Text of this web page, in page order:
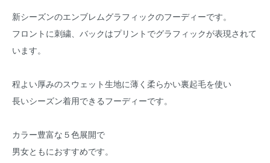
新シーズンのエンブレムグラフィックのフーディーです。
フロントに刺繍、バックはプリントでグラフィックが表現されて
います。
程よい厚みのスウェット生地に薄く柔らかい裏起毛を使い
長いシーズン着用できるフーディーです。
カラー豊富な５色展開で
男女ともにおすすめです。